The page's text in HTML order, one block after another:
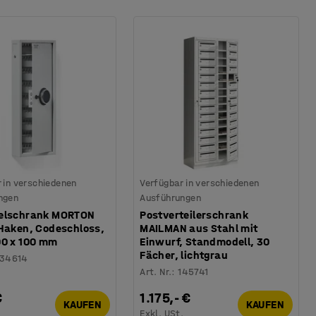
verschiedenen
MORTON
Codeschloss,
x 100 mm
KAUFEN
Verfügbar in verschiedenen
Ausführungen
Postverteilerschrank
MAILMAN aus Stahl mit
Einwurf, Standmodell, 30
Fächer, lichtgrau
Art. Nr.:145741
1.175,- €
Exkl. USt.
KAUFEN